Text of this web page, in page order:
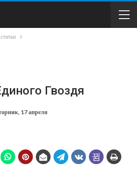
Гвоздя
17 апреля